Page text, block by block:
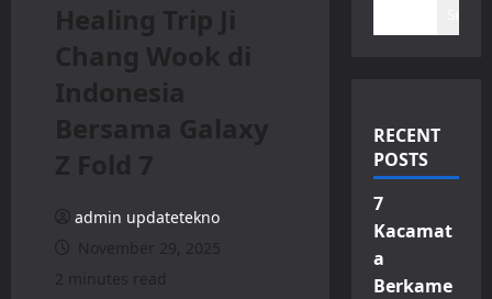
Healing Trip Ji
Chang Wook di
Indonesia
Bersama Galaxy
Z Fold 7
admin updatetekno
November 29, 2025
2 minutes read
RECENT
POSTS
7
Kacamat
a
Berkame